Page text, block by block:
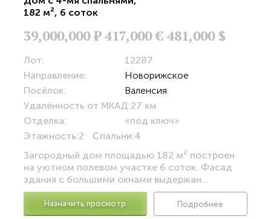
182 м², 6 соток
39,000,000Р 417,000 € 481,000 $
Лот:
12287
Направление:
Новорижское
Посёлок:
Валенсия
Удалённость от МКАД:27 км
Отделка:
«под ключ»
Этажность:2 Спальни:4
Загородный дом площадью 182 м² построен
на уютном полевом участке 6 соток. Фасад
здания с большими окнами выдержан...
Назначить просмотр Подробнее